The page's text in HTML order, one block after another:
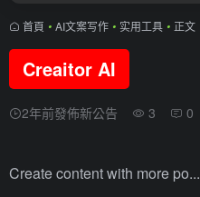
首頁 • AI文案写作 • 实用工具 • 正文
Creaitor AI
2年前發佈新公告 3 0
Create content with more po...